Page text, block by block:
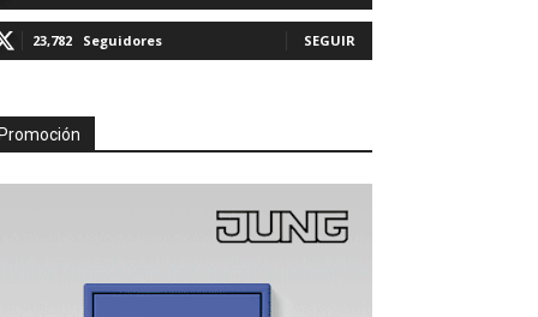
23,782 Seguidores SEGUIR